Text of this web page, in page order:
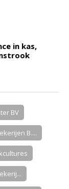
in kas,
BV
B....